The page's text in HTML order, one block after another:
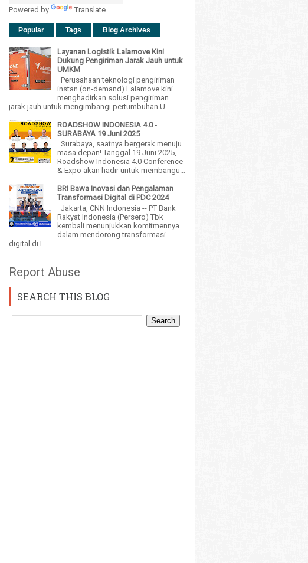
Powered by Translate
Popular Tags Blog Archives
Layanan Logistik Lalamove Kini
Dukung Pengiriman Jarak Jauh untuk
UMKM
Perusahaan teknologi pengiriman
instan (on-demand) Lalamove kini
menghadirkan solusi pengiriman
jarak jauh untuk mengimbangi pertumbuhan U...
ROADSHOW INDONESIA 4.0 -
SURABAYA 19 Juni 2025
Surabaya, saatnya bergerak menuju
masa depan! Tanggal 19 Juni 2025,
Roadshow Indonesia 4.0 Conference
& Expo akan hadir untuk membangu...
BRI Bawa Inovasi dan Pengalaman
Transformasi Digital di PDC 2024
Jakarta, CNN Indonesia -- PT Bank
Rakyat Indonesia (Persero) Tbk
kembali menunjukkan komitmennya
dalam mendorong transformasi
digital di I...
Report Abuse
SEARCH THIS BLOG